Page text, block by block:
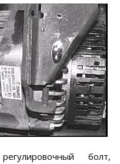
болт,